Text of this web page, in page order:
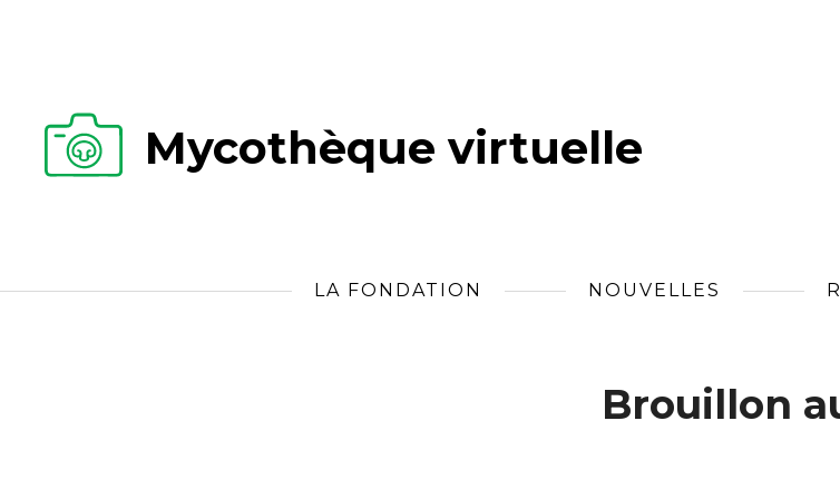
Mycothèque virtuelle
LA FONDATION NOUVELLES
Brouillon